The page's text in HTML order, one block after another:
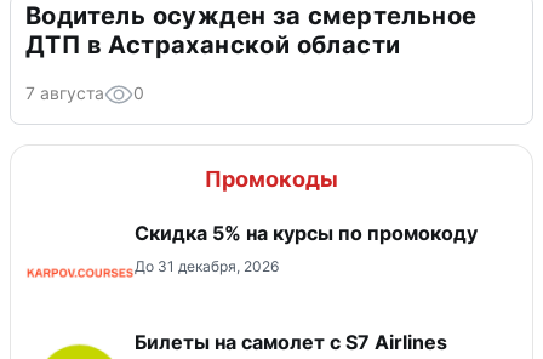
Водитель осужден за смертельное
ДТП в Астраханской области
7 августа 0
Промокоды
Скидка 5% на курсы по промокоду
До 31 декабря, 2026
Билеты на самолет с S7 Airlines